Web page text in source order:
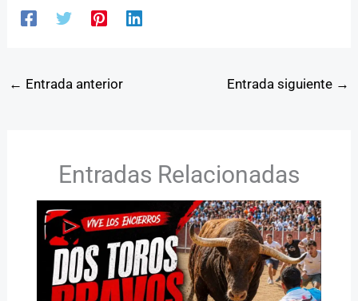
← Entrada anterior Entrada siguiente →
Entradas Relacionadas